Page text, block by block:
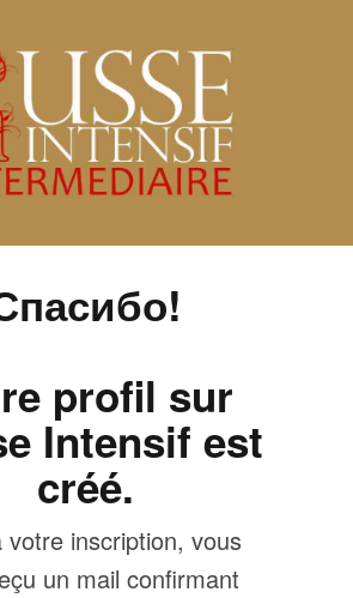
profil sur
Intensif est
créé.
votre inscription, vous
un mail confirmant